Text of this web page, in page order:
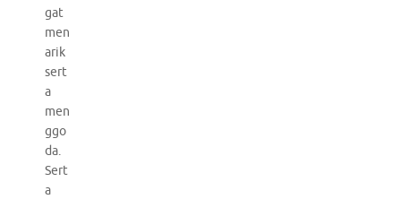
gat
men
arik
sert
a
men
ggo
da.
Sert
a